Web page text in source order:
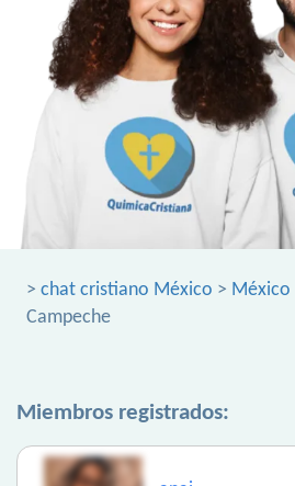
> chat cristiano México > México
Campeche
Miembros registrados: